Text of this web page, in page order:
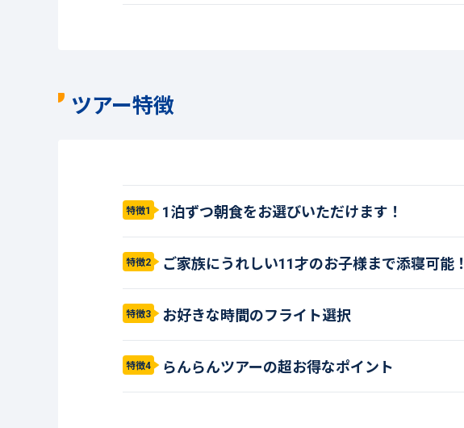
ツアー特徴
特徴1 1泊ずつ朝食をお選びいただけます！
特徴2 ご家族にうれしい11才のお子様まで添寝可能！
特徴3 お好きな時間のフライト選択
特徴4 らんらんツアーの超お得なポイント